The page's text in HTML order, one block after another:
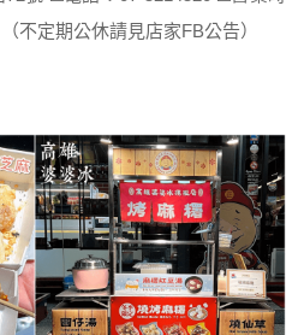
不定期公休請見店家FB公告）